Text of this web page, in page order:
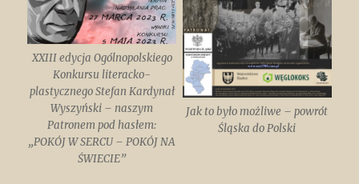
XXIII edycja Ogólnopolskiego
Konkursu literacko-
plastycznego Stefan Kardynał
Wyszyński – naszym
Patronem pod hasłem:
„POKÓJ W SERCU – POKÓJ NA
ŚWIECIE”
Jak to było możliwe – powrót
Śląska do Polski